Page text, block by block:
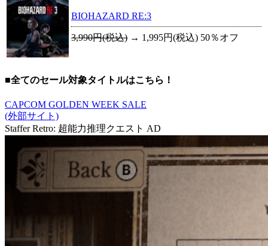
BIOHAZARD RE:3
3,990円(税込) → 1,995円(税込) 50％オフ
■全てのセール対象タイトルはこちら！
CAPCOM GOLDEN WEEK SALE
(外部サイト)
Staffer Retro: 超能力推理クエスト AD